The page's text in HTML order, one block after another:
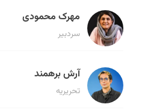
مهرک محمودی
سردبیر
آرش برهمند
تحریریه